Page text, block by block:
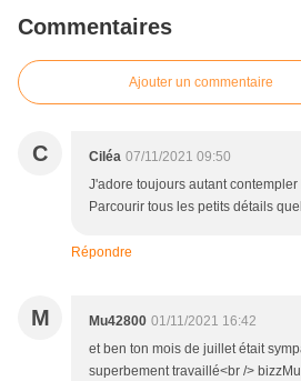
Commentaires
Ajouter un commentaire
C Ciléa 07/11/2021 09:50
J'adore toujours autant
Parcourir tous les petits détails
Répondre
M Mu42800 01/11/2021 16:42
et ben ton mois de juillet était
superbement travaillé<br /> bizzMu